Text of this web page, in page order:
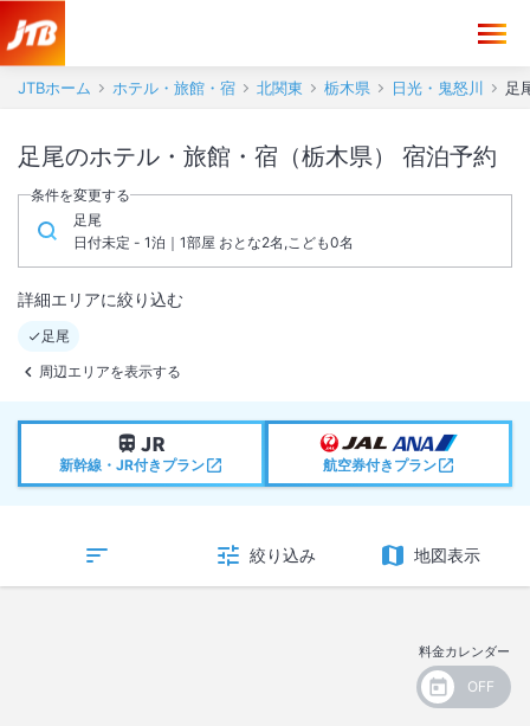
JTBホーム ホテル・旅館・宿 北関東 栃木県 日光・鬼怒川 足
足尾のホテル・旅館・宿（栃木県） 宿泊予約
条件を変更する
足尾
日付未定 - 1泊｜1部屋 おとな2名,こども0名
詳細エリアに絞り込む
足尾
周辺エリアを表示する
新幹線・JR付きプラン 航空券付きプラン
絞り込み 地図表示
料金カレンダー